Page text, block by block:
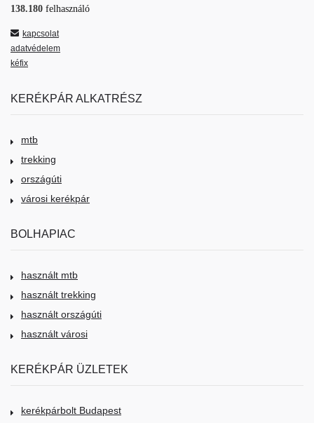
138.180 felhasználó
kapcsolat
adatvédelem
kéfix
KERÉKPÁR ALKATRÉSZ
mtb
trekking
országúti
városi kerékpár
BOLHAPIAC
használt mtb
használt trekking
használt országúti
használt városi
KERÉKPÁR ÜZLETEK
kerékpárbolt Budapest